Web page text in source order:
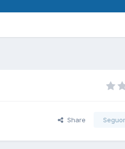
Share